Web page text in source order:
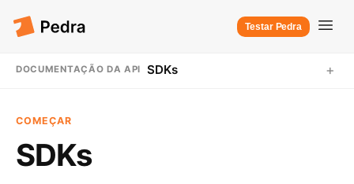
Testar Pedra
DOCUMENTAÇÃO DA API SDKs +
COMEÇAR
SDKs